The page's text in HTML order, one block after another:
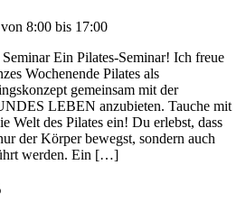
8:00 bis 17:00
Ein Pilates-Seminar! Ich freue
Wochenende Pilates als
gemeinsam mit der
LEBEN anzubieten. Tauche mit
Welt des Pilates ein! Du erlebst, dass
der Körper bewegst, sondern auch
werden. Ein […]